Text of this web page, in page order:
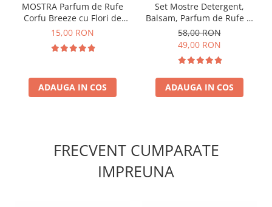
MOSTRA Parfum de Rufe
Corfu Breeze cu Flori de
Portocal by Delia 50 ml
15,00 RON
ADAUGA IN COS
Set Mostre Detergent,
Balsam, Parfum de Rufe și
Sare Înălbire Delia
58,00 RON
49,00 RON
ADAUGA IN COS
FRECVENT CUMPARATE
IMPREUNA